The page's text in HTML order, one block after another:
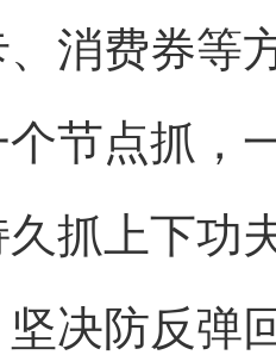
、消费券等
节点抓，
抓上下功
坚决防反弹